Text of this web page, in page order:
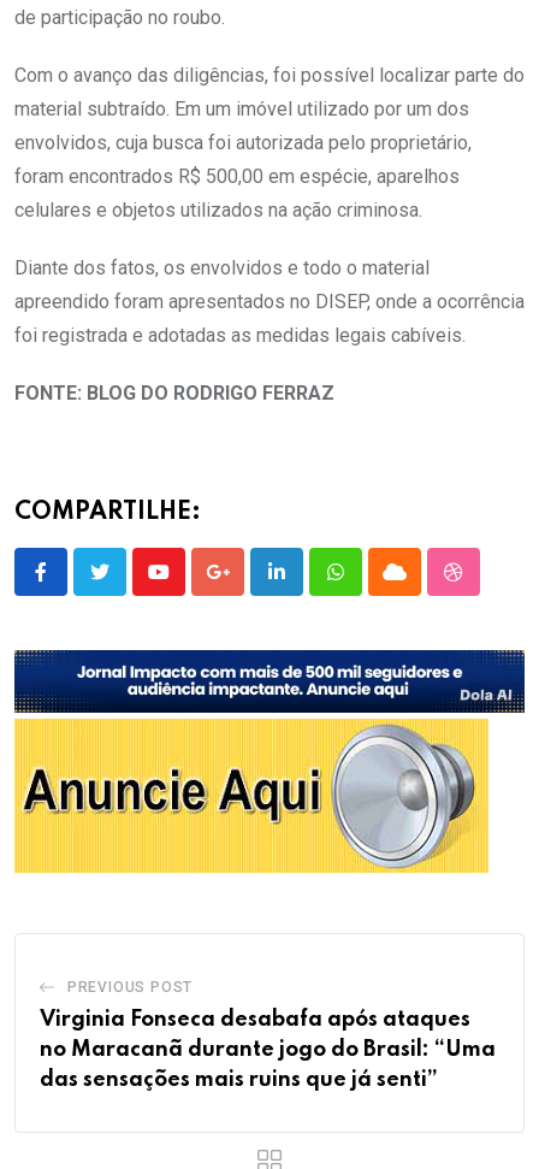
de participação no roubo.
Com o avanço das diligências, foi possível localizar parte do
material subtraído. Em um imóvel utilizado por um dos
envolvidos, cuja busca foi autorizada pelo proprietário,
foram encontrados R$ 500,00 em espécie, aparelhos
celulares e objetos utilizados na ação criminosa.
Diante dos fatos, os envolvidos e todo o material
apreendido foram apresentados no DISEP, onde a ocorrência
foi registrada e adotadas as medidas legais cabíveis.
FONTE: BLOG DO RODRIGO FERRAZ
COMPARTILHE:
YoutubeGoogle+LinkedInWhatsappCloud
PREVIOUS POST
Virginia Fonseca desabafa após ataques
no Maracanã durante jogo do Brasil: “Uma
das sensações mais ruins que já senti”